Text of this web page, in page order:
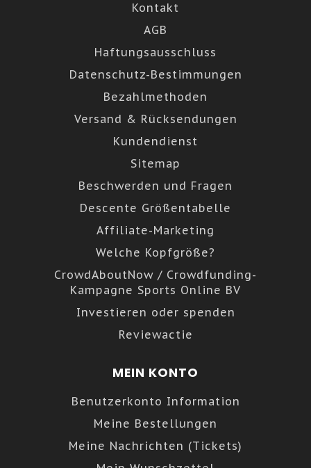
Kontakt
AGB
Haftungsausschluss
Datenschutz-Bestimmungen
Bezahlmethoden
Versand & Rücksendungen
Kundendienst
Sitemap
Beschwerden und Fragen
Descente Größentabelle
Affiliate-Marketing
Welche Kopfgröße?
CrowdAboutNow / Crowdfunding-
Kampagne Sports Online BV
Investieren oder spenden
Reviewactie
MEIN KONTO
Benutzerkonto Information
Meine Bestellungen
Meine Nachrichten (Tickets)